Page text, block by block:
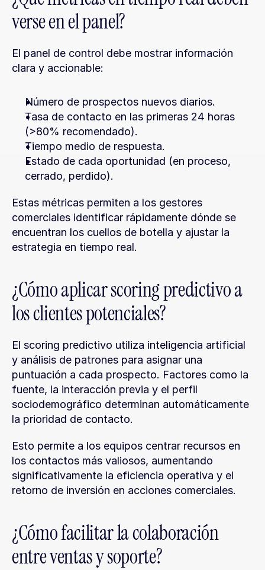
verse en el panel?
El panel de control debe mostrar información
clara y accionable:
Número de prospectos nuevos diarios.
Tasa de contacto en las primeras 24 horas
(>80% recomendado).
Tiempo medio de respuesta.
Estado de cada oportunidad (en proceso,
cerrado, perdido).
Estas métricas permiten a los gestores
comerciales identificar rápidamente dónde se
encuentran los cuellos de botella y ajustar la
estrategia en tiempo real.
¿Cómo aplicar scoring predictivo a
los clientes potenciales?
El scoring predictivo utiliza inteligencia artificial
y análisis de patrones para asignar una
puntuación a cada prospecto. Factores como la
fuente, la interacción previa y el perfil
sociodemográfico determinan automáticamente
la prioridad de contacto.
Esto permite a los equipos centrar recursos en
los contactos más valiosos, aumentando
significativamente la eficiencia operativa y el
retorno de inversión en acciones comerciales.
¿Cómo facilitar la colaboración
entre ventas y soporte?